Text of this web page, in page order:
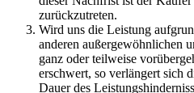
zurückzutreten.
Wird uns die Leistung
anderen außergewöhnlichen
ganz oder teilweise
erschwert, so verlängert sich
Dauer des